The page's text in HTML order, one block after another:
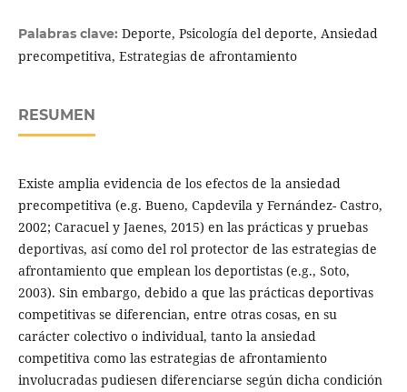
Palabras clave: Deporte, Psicología del deporte, Ansiedad
precompetitiva, Estrategias de afrontamiento
RESUMEN
Existe amplia evidencia de los efectos de la ansiedad
precompetitiva (e.g. Bueno, Capdevila y Fernández- Castro,
2002; Caracuel y Jaenes, 2015) en las prácticas y pruebas
deportivas, así como del rol protector de las estrategias de
afrontamiento que emplean los deportistas (e.g., Soto,
2003). Sin embargo, debido a que las prácticas deportivas
competitivas se diferencian, entre otras cosas, en su
carácter colectivo o individual, tanto la ansiedad
competitiva como las estrategias de afrontamiento
involucradas pudiesen diferenciarse según dicha condición